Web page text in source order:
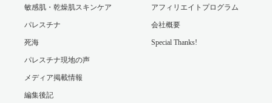
敏感肌・乾燥肌スキンケア
パレスチナ
死海
パレスチナ現地の声
メディア掲載情報
編集後記
アフィリエイトプログラム
会社概要
Special Thanks!